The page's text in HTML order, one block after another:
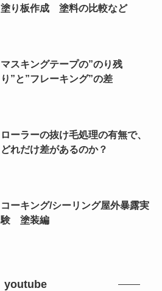
塗り板作成 塗料の比較など
マスキングテープの”のり残
り”と”フレーキング”の差
ローラーの抜け毛処理の有無で、
どれだけ差があるのか？
コーキング/シーリング屋外暴露実
験 塗装編
youtube